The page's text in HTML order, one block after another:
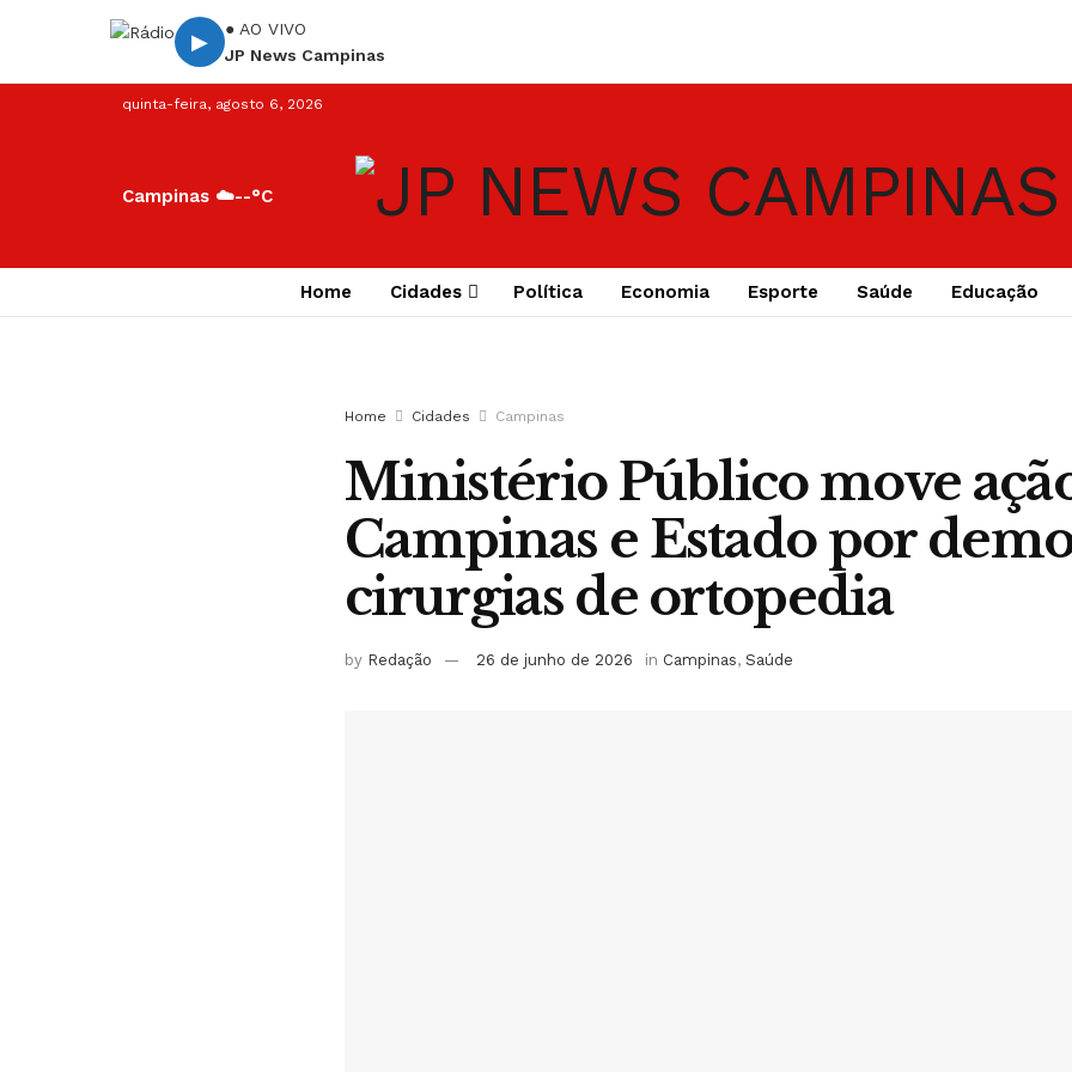
▶
● AO VIVO
JP News Campinas
quinta-feira, agosto 6, 2026
Campinas ☁️--°C
Home Cidades Política Economia Esporte Saúde Educação
Home Cidades Campinas
Ministério Público move
Campinas e Estado por
cirurgias de ortopedia
by Redação 26 de junho de 2026 in Campinas, Saúde